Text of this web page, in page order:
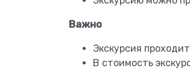
Важно
Экскурсия
В стоимость